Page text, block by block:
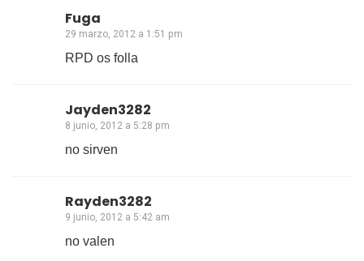
Fuga
29 marzo, 2012 a 1:51 pm
RPD os folla
Jayden3282
8 junio, 2012 a 5:28 pm
no sirven
Rayden3282
9 junio, 2012 a 5:42 am
no valen